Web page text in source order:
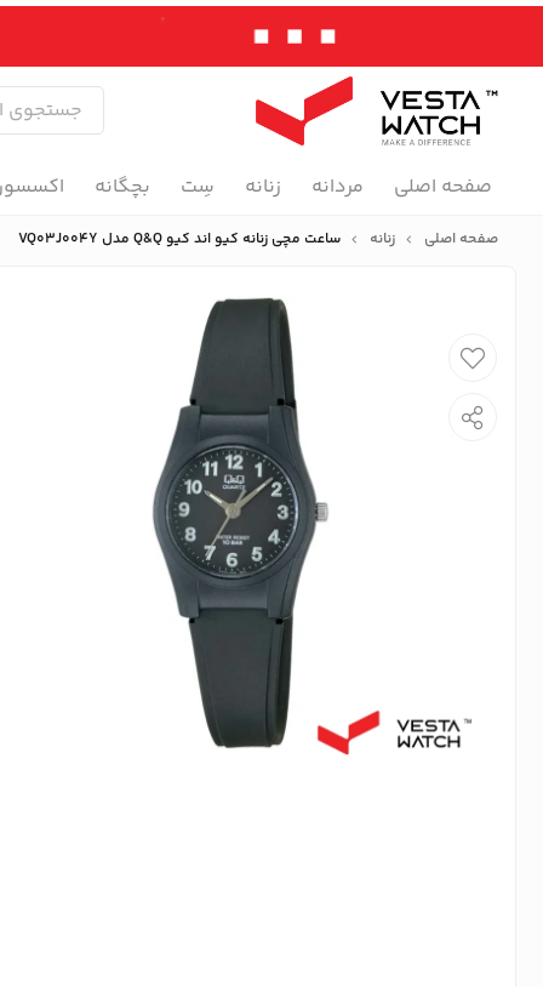
صفحه اصلی مردانه زنانه سِت بچگانه
صفحه اصلی زنانه ساعت مچی زنانه کیو اند کیو Q&Q مدل VQ03J004Y